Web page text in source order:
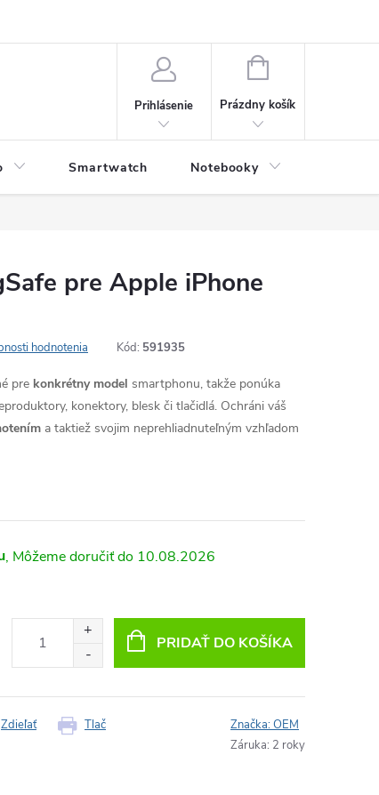
Prihlásenie
NÁKUPNÝ
Prázdny košík
Smartwatch Notebooky
pre Apple iPhone
hodnotenia Kód: 591935
pre konkrétny model smartphonu, takže ponúka
konektory, blesk či tlačidlá. Ochráni váš
a taktiež svojim neprehliadnuteľným vzhľadom
10.08.2026
PRIDAŤ DO KOŠÍKA
Tlač
Zdieľať Značka:OEM
Záruka: 2 roky